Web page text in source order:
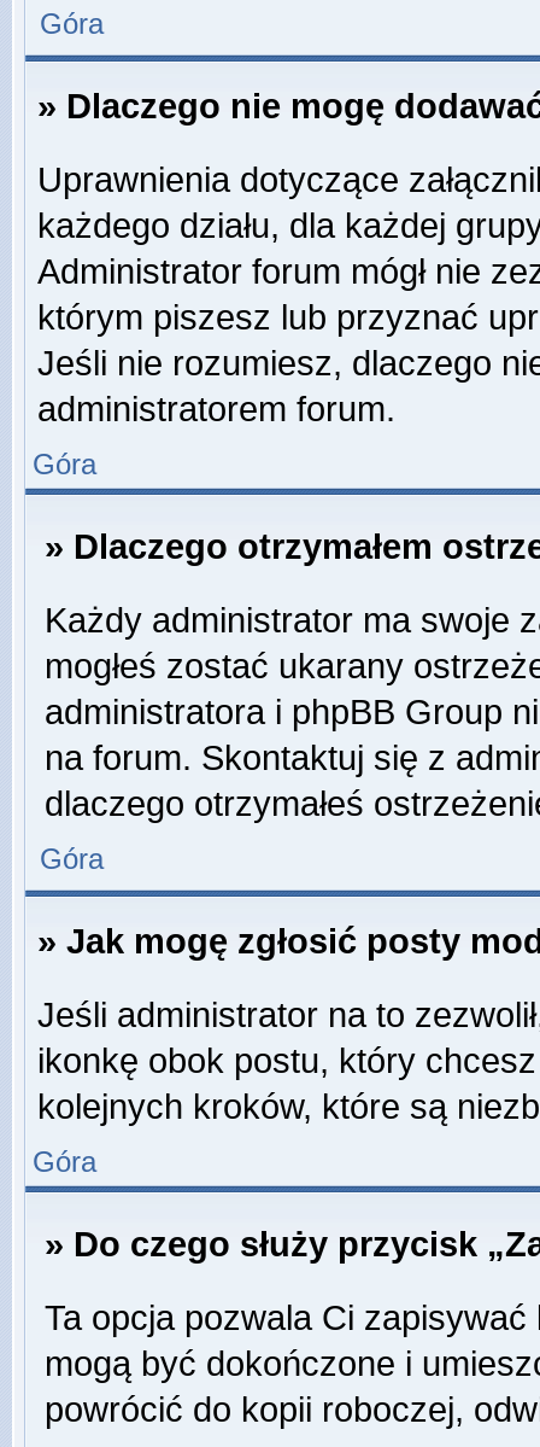
Góra
» Dlaczego nie mogę
Uprawnienia dotyczące
każdego działu, dla każdej
Administrator forum mógł nie
którym piszesz lub przyznać
Jeśli nie rozumiesz, dlaczego
administratorem forum.
Góra
» Dlaczego otrzymałem
Każdy administrator ma swoje
mogłeś zostać ukarany
administratora i phpBB Group
na forum. Skontaktuj się z
dlaczego otrzymałeś
Góra
» Jak mogę zgłosić posty
Jeśli administrator na to
ikonkę obok postu, który
kolejnych kroków, które są
Góra
» Do czego służy przycisk
Ta opcja pozwala Ci
mogą być dokończone i
powrócić do kopii roboczej,